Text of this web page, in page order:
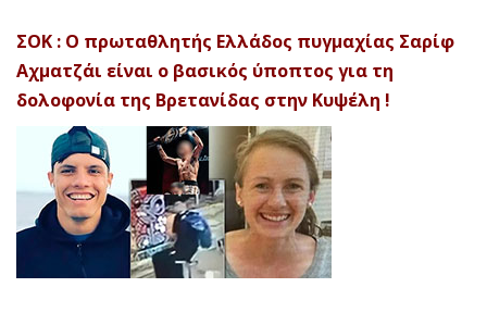
ΣΟΚ : Ο πρωταθλητής Ελλάδος πυγμαχίας Σαρίφ
Αχματζάι είναι ο βασικός ύποπτος για τη
δολοφονία της Βρετανίδας στην Κυψέλη !